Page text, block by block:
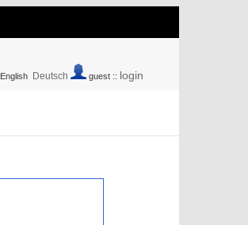
English Deutsch guest :: login